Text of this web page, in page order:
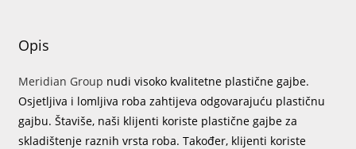
Opis
Meridian Group nudi visoko kvalitetne plastične gajbe.
Osjetljiva i lomljiva roba zahtijeva odgovarajuću plastičnu
gajbu. Štaviše, naši klijenti koriste plastične gajbe za
skladištenje raznih vrsta roba. Također, klijenti koriste